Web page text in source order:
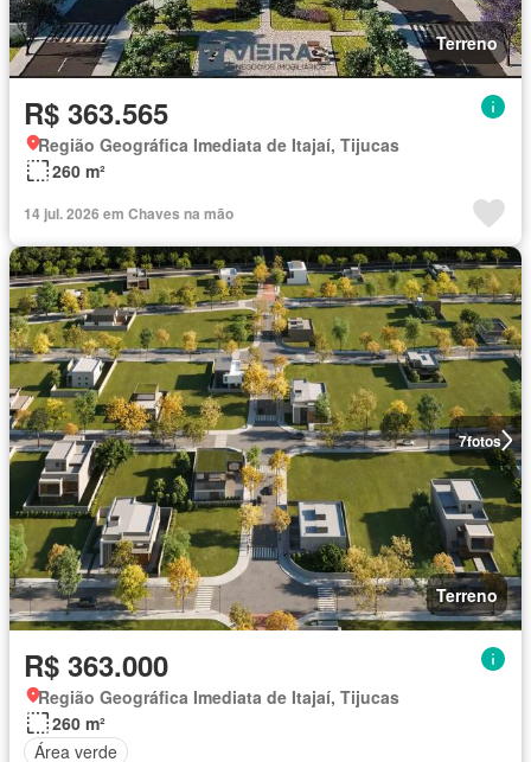
Terreno
R$ 363.565
Região Geográfica Imediata de Itajaí, Tijucas
260 m²
14 jul. 2026 em Chaves na mão
7fotos
Terreno
R$ 363.000
Região Geográfica Imediata de Itajaí, Tijucas
260 m²
Área verde